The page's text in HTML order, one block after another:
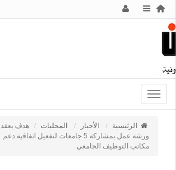
Toggle
navigation
الرئيسية الأخبار المحليات
هدف يعقد
ورشة عمل بمشاركة 5 جامعات لتفعيل اتفاقية دعم
مكاتب التوظيف الجامعي